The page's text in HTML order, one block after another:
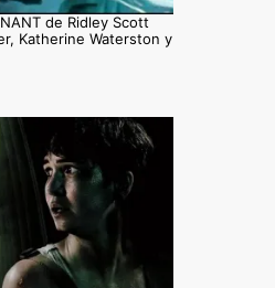
de Ridley Scott
Katherine Waterston y